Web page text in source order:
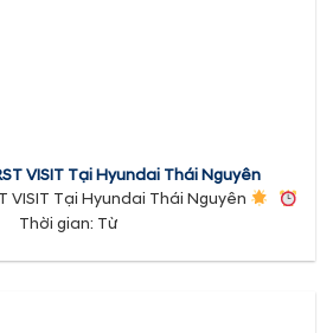
VISIT Tại Hyundai Thái Nguyên
VISIT Tại Hyundai Thái Nguyên
Thời gian: Từ